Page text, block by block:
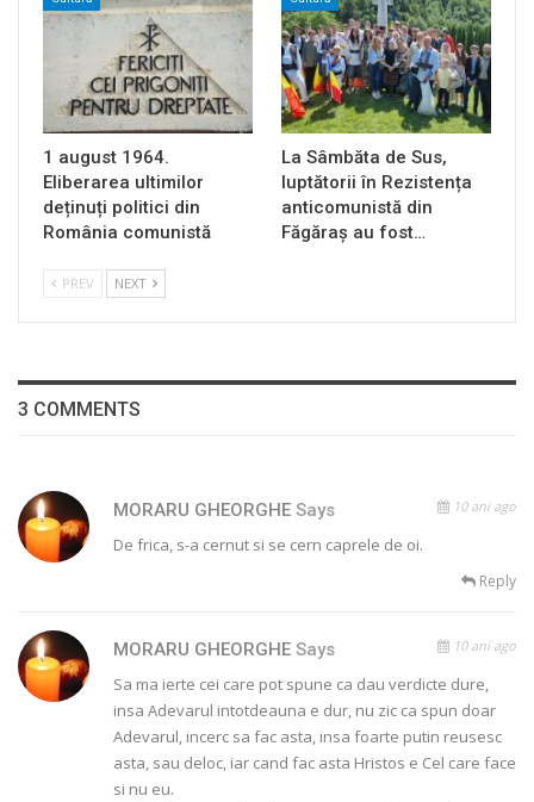
1 august 1964.
Eliberarea ultimilor
deținuți politici din
România comunistă
La Sâmbăta de Sus,
luptătorii în Rezistența
anticomunistă din
Făgăraș au fost…
PREV NEXT
3 COMMENTS
MORARU GHEORGHE Says 10 ani ago
De frica, s-a cernut si se cern caprele de oi.
Reply
MORARU GHEORGHE Says 10 ani ago
Sa ma ierte cei care pot spune ca dau verdicte dure,
insa Adevarul intotdeauna e dur, nu zic ca spun doar
Adevarul, incerc sa fac asta, insa foarte putin reusesc
asta, sau deloc, iar cand fac asta Hristos e Cel care face
si nu eu.